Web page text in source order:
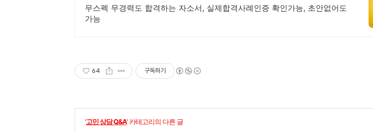
무스펙 무경력도 합격하는 자소서, 실제합격사례인증 확인가능, 초안없어도
가능
64 구독하기
'고민 상담 Q&A' 카테고리의 다른 글